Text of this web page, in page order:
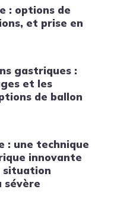
: options de
et prise en
gastriques :
et les
de ballon
: une technique
innovante
situation
sévère